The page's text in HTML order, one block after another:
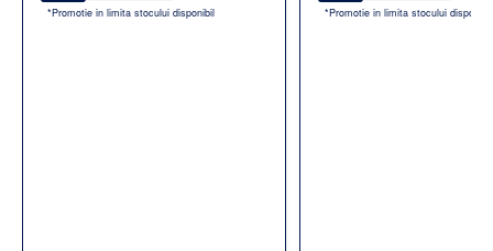
*Promotie in limita stocului disponibil
*Promotie in limita stocului disponibil